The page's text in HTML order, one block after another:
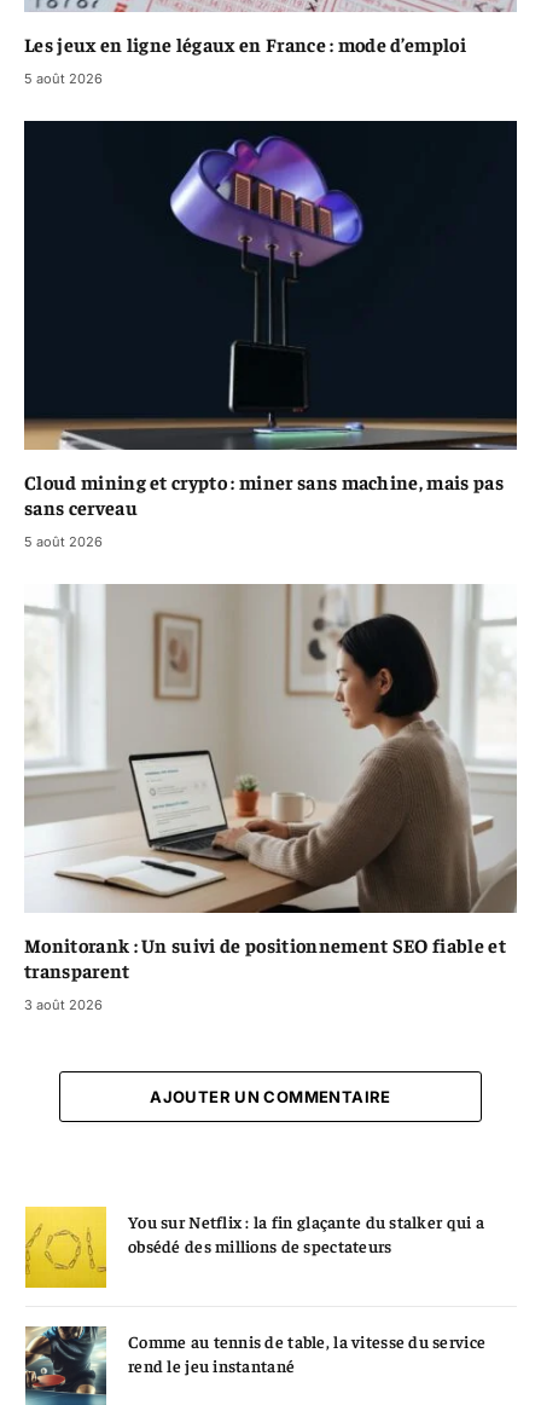
Les jeux en ligne légaux en France : mode d’emploi
5 août 2026
Cloud mining et crypto : miner sans machine, mais pas
sans cerveau
5 août 2026
Monitorank : Un suivi de positionnement SEO fiable et
transparent
3 août 2026
AJOUTER UN COMMENTAIRE
You sur Netflix : la fin glaçante du stalker qui a
obsédé des millions de spectateurs
Comme au tennis de table, la vitesse du service
rend le jeu instantané